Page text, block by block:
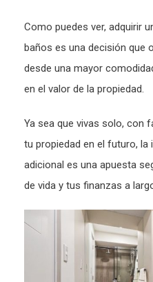
Como puedes ver, adquirir
baños es una decisión que
desde una mayor
en el valor de la propiedad.
Ya sea que vivas solo, con
tu propiedad en el futuro, la
adicional es una apuesta
de vida y tus finanzas a